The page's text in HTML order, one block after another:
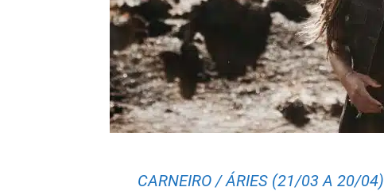
CARNEIRO / ÁRIES (21/03 A 20/04)